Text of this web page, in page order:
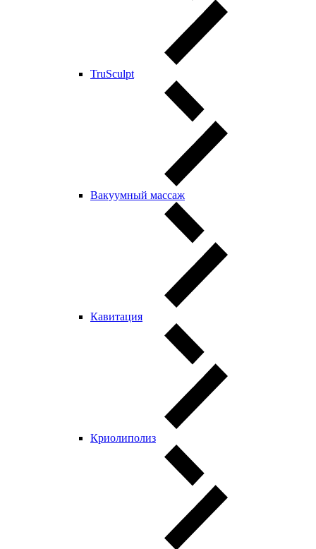
TruSculpt
Вакуумный массаж
Кавитация
Криолиполиз